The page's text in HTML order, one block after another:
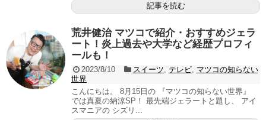
記事を読む
荒井健治 マツコで紹介・おすすめジェラ
ート！炎上過去や大学など経歴プロフィ
ールも！
2023/8/10 スイーツ, テレビ, マツコの知らない
世界
こんにちは。 8月15日の 『マツコの知らない世界』
では真夏の納涼SP！ 最先端ジェラートと題し、 アイ
スマニアの シズリ...